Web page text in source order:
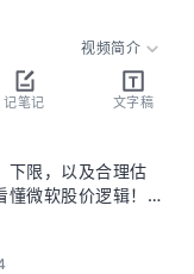
视频简介
记笔记 文字稿
下限，以及合理估
微软股价逻辑！